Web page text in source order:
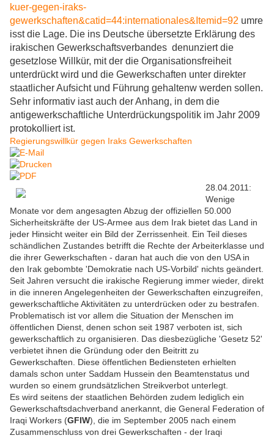
kuer-gegen-iraks-
gewerkschaften&catid=44:internationales&Itemid=92 umre
isst die Lage. Die ins Deutsche übersetzte Erklärung des
irakischen Gewerkschaftsverbandes denunziert die
gesetzlose Willkür, mit der die Organisationsfreiheit
unterdrückt wird und die Gewerkschaften unter direkter
staatlicher Aufsicht und Führung gehaltenw werden sollen.
Sehr informativ iast auch der Anhang, in dem die
antigewerkschaftliche Unterdrückungspolitik im Jahr 2009
protokolliert ist.
Regierungswillkür gegen Iraks Gewerkschaften
28.04.2011:
Wenige
Monate vor dem angesagten Abzug der offiziellen 50.000
Sicherheitskräfte der US-Armee aus dem Irak bietet das Land in
jeder Hinsicht weiter ein Bild der Zerrissenheit. Ein Teil dieses
schändlichen Zustandes betrifft die Rechte der Arbeiterklasse und
die ihrer Gewerkschaften - daran hat auch die von den USA in
den Irak gebombte 'Demokratie nach US-Vorbild' nichts geändert.
Seit Jahren versucht die irakische Regierung immer wieder, direkt
in die inneren Angelegenheiten der Gewerkschaften einzugreifen,
gewerkschaftliche Aktivitäten zu unterdrücken oder zu bestrafen.
Problematisch ist vor allem die Situation der Menschen im
öffentlichen Dienst, denen schon seit 1987 verboten ist, sich
gewerkschaftlich zu organisieren. Das diesbezügliche 'Gesetz 52'
verbietet ihnen die Gründung oder den Beitritt zu
Gewerkschaften. Diese öffentlichen Bediensteten erhielten
damals schon unter Saddam Hussein den Beamtenstatus und
wurden so einem grundsätzlichen Streikverbot unterlegt.
Es wird seitens der staatlichen Behörden zudem lediglich ein
Gewerkschaftsdachverband anerkannt, die General Federation of
Iraqi Workers (GFIW), die im September 2005 nach einem
Zusammenschluss von drei Gewerkschaften - der Iraqi